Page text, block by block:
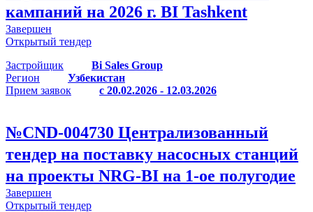
кампаний на 2026 г. BI Tashkent
Завершен
Открытый тендер
Застройщик
Bi Sales Group
Регион
Узбекистан
Прием заявок
с 20.02.2026 - 12.03.2026
№CND-004730 Централизованный
тендер на поставку насосных станций
на проекты NRG-BI на 1-ое полугодие
Завершен
Открытый тендер